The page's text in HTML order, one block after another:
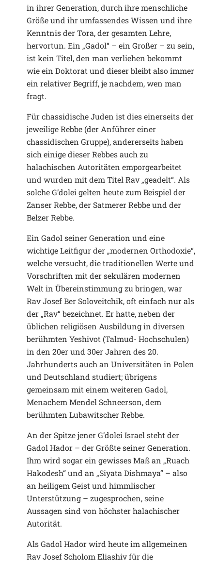
in ihrer Generation, durch ihre menschliche
Größe und ihr umfassendes Wissen und ihre
Kenntnis der Tora, der gesamten Lehre,
hervortun. Ein „Gadol“ – ein Großer – zu sein,
ist kein Titel, den man verliehen bekommt
wie ein Doktorat und dieser bleibt also immer
ein relativer Begriff, je nachdem, wen man
fragt.
Für chassidische Juden ist dies einerseits der
jeweilige Rebbe (der Anführer einer
chassidischen Gruppe), andererseits haben
sich einige dieser Rebbes auch zu
halachischen Autoritäten emporgearbeitet
und wurden mit dem Titel Rav „geadelt“. Als
solche G’dolei gelten heute zum Beispiel der
Zanser Rebbe, der Satmerer Rebbe und der
Belzer Rebbe.
Ein Gadol seiner Generation und eine
wichtige Leitfigur der „modernen Orthodoxie“,
welche versucht, die traditionellen Werte und
Vorschriften mit der sekulären modernen
Welt in Übereinstimmung zu bringen, war
Rav Josef Ber Soloveitchik, oft einfach nur als
der „Rav“ bezeichnet. Er hatte, neben der
üblichen religiösen Ausbildung in diversen
berühmten Yeshivot (Talmud- Hochschulen)
in den 20er und 30er Jahren des 20.
Jahrhunderts auch an Universitäten in Polen
und Deutschland studiert; übrigens
gemeinsam mit einem weiteren Gadol,
Menachem Mendel Schneerson, dem
berühmten Lubawitscher Rebbe.
An der Spitze jener G’dolei Israel steht der
Gadol Hador – der Größte seiner Generation.
Ihm wird sogar ein gewisses Maß an „Ruach
Hakodesh“ und an „Siyata Dishmaya“ – also
an heiligem Geist und himmlischer
Unterstützung – zugesprochen, seine
Aussagen sind von höchster halachischer
Autorität.
Als Gadol Hador wird heute im allgemeinen
Rav Josef Scholom Eliashiv für die